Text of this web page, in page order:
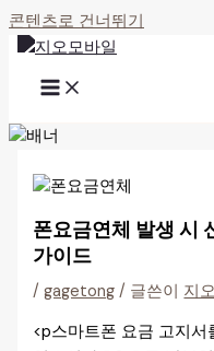
콘텐츠로 건너뛰기
폰요금연체 발생 시
가이드
/gagetong / 글쓴이 지
<p스마트폰 요금 고지